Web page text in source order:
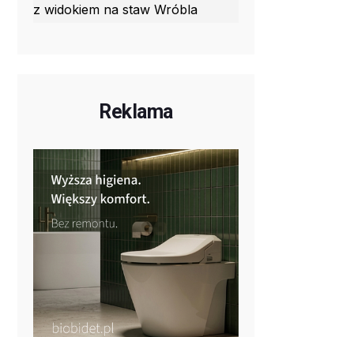
z widokiem na staw Wróbla
Reklama